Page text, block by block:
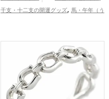
干支・十二支の開運グッズ, 馬・午年（う
家庭運・家族運アップ,
運・全体運アップ